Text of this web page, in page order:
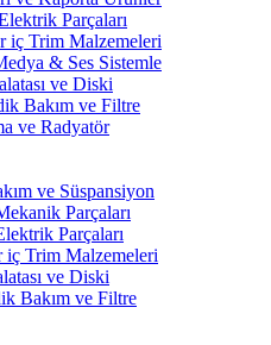
Parçaları
iç Trim Malzemeleri
& Ses Sistemle
ve Diski
Bakım ve Filtre
ve Radyatör
ve Süspansiyon
Parçaları
Parçaları
iç Trim Malzemeleri
ve Diski
Bakım ve Filtre